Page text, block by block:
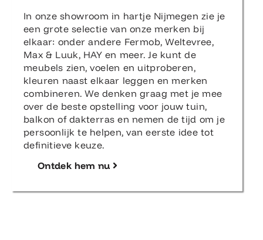
In onze showroom in hartje Nijmegen zie je
een grote selectie van onze merken bij
elkaar: onder andere Fermob, Weltevree,
Max & Luuk, HAY en meer. Je kunt de
meubels zien, voelen en uitproberen,
kleuren naast elkaar leggen en merken
combineren. We denken graag met je mee
over de beste opstelling voor jouw tuin,
balkon of dakterras en nemen de tijd om je
persoonlijk te helpen, van eerste idee tot
definitieve keuze.
Ontdek hem nu